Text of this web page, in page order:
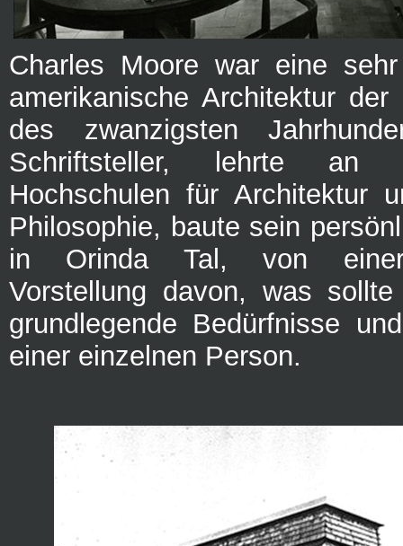
Charles Moore war eine
amerikanische Architektur
des zwanzigsten
Schriftsteller, lehrte an
Hochschulen für Architektur
Philosophie, baute sein
in Orinda Tal, von einer
Vorstellung davon, was
grundlegende Bedürfnisse
einer einzelnen Person.